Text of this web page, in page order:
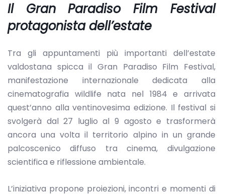
Il Gran Paradiso Film Festival
protagonista dell’estate
Tra gli appuntamenti più importanti dell’estate
valdostana spicca il Gran Paradiso Film Festival,
manifestazione internazionale dedicata alla
cinematografia wildlife nata nel 1984 e arrivata
quest’anno alla ventinovesima edizione. Il festival si
svolgerà dal 27 luglio al 9 agosto e trasformerà
ancora una volta il territorio alpino in un grande
palcoscenico diffuso tra cinema, divulgazione
scientifica e riflessione ambientale.
L’iniziativa propone proiezioni, incontri e momenti di